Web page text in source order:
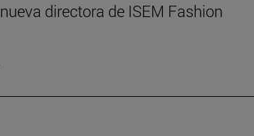
directora de ISEM Fashion